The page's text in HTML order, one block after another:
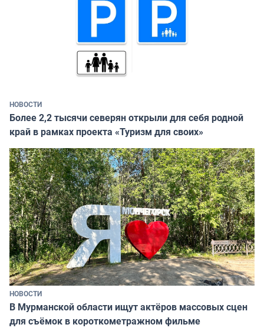
НОВОСТИ
Более 2,2 тысячи северян открыли для себя родной
край в рамках проекта «Туризм для своих»
НОВОСТИ
В Мурманской области ищут актёров массовых сцен
для съёмок в короткометражном фильме